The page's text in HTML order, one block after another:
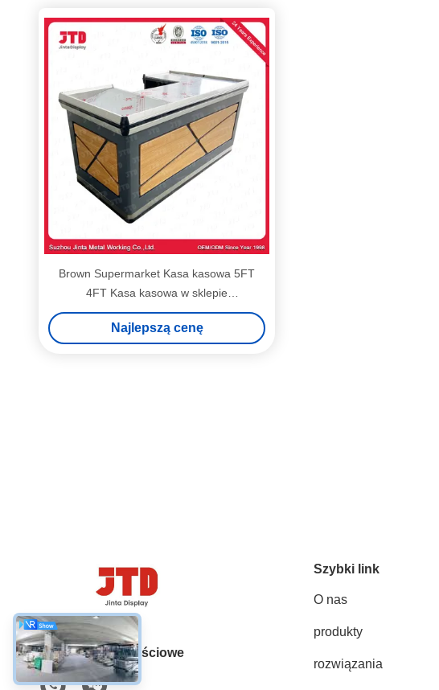
Brown Supermarket Kasa kasowa 5FT
4FT Kasa kasowa w sklepie
departamentalnym
Najlepszą cenę
Media społecznościowe
Szybki link
O nas
produkty
rozwiązania